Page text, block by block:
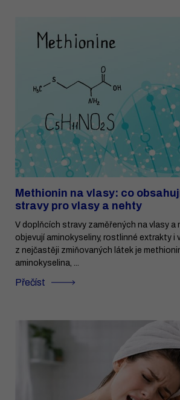
Methionin na vlasy: co
stravy pro vlasy a nehty
V doplňcích stravy zaměřených na vlasy a
objevují aminokyseliny, rostlinné extrakty i
z nejčastěji zmiňovaných látek je
aminokyselina, ...
Přečíst